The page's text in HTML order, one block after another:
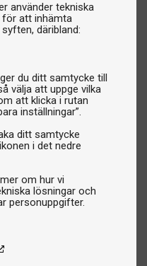
använder tekniska
för att inhämta
däribland:
du ditt samtycke till
välja att uppge vilka
att klicka i rutan
inställningar”.
ditt samtycke
i det nedre
om hur vi
lösningar och